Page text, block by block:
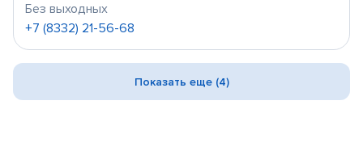
Без выходных
+7 (8332) 21-56-68
Показать еще (4)